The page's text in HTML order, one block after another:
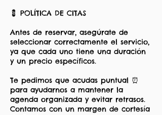
💈 POLÍTICA DE CITAS
Antes de reservar, asegúrate de
seleccionar correctamente el servicio,
ya que cada uno tiene una duración
y un precio específicos.
Te pedimos que acudas puntual ⏰
para ayudarnos a mantener la
agenda organizada y evitar retrasos.
Contamos con un margen de cortesía